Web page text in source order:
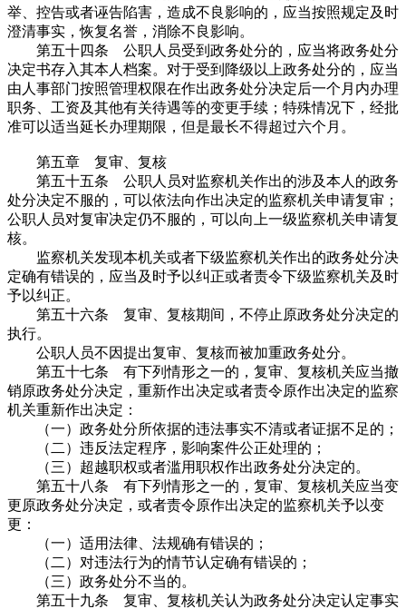
举、控告或者诬告陷害，造成不良影响的，应当按照规定及时
澄清事实，恢复名誉，消除不良影响。
第五十四条 公职人员受到政务处分的，应当将政务处分
决定书存入其本人档案。对于受到降级以上政务处分的，应当
由人事部门按照管理权限在作出政务处分决定后一个月内办理
职务、工资及其他有关待遇等的变更手续；特殊情况下，经批
准可以适当延长办理期限，但是最长不得超过六个月。
第五章 复审、复核
第五十五条 公职人员对监察机关作出的涉及本人的政务
处分决定不服的，可以依法向作出决定的监察机关申请复审；
公职人员对复审决定仍不服的，可以向上一级监察机关申请复
核。
监察机关发现本机关或者下级监察机关作出的政务处分决
定确有错误的，应当及时予以纠正或者责令下级监察机关及时
予以纠正。
第五十六条 复审、复核期间，不停止原政务处分决定的
执行。
公职人员不因提出复审、复核而被加重政务处分。
第五十七条 有下列情形之一的，复审、复核机关应当撤
销原政务处分决定，重新作出决定或者责令原作出决定的监察
机关重新作出决定：
（一）政务处分所依据的违法事实不清或者证据不足的；
（二）违反法定程序，影响案件公正处理的；
（三）超越职权或者滥用职权作出政务处分决定的。
第五十八条 有下列情形之一的，复审、复核机关应当变
更原政务处分决定，或者责令原作出决定的监察机关予以变
更：
（一）适用法律、法规确有错误的；
（二）对违法行为的情节认定确有错误的；
（三）政务处分不当的。
第五十九条 复审、复核机关认为政务处分决定认定事实